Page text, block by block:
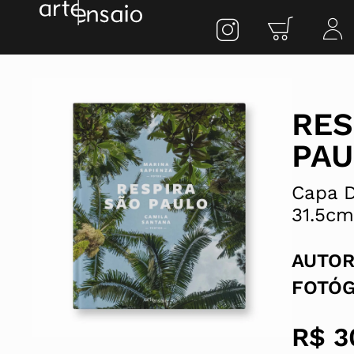
Capa
R$